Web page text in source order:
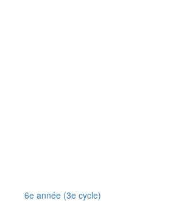
6e année (3e cycle)